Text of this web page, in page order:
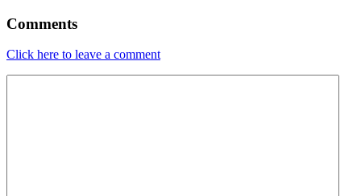
Comments
Click here to leave a comment